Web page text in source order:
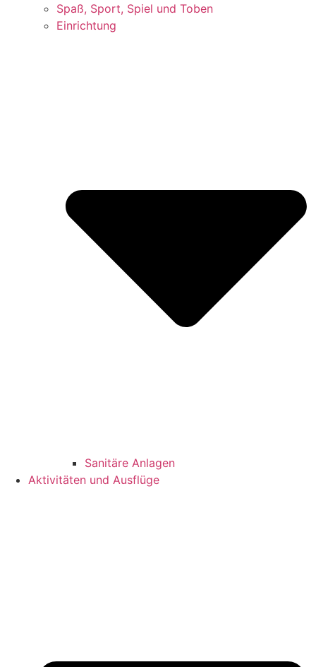
Spaß, Sport, Spiel und Toben
Einrichtung
Sanitäre Anlagen
Aktivitäten und Ausflüge